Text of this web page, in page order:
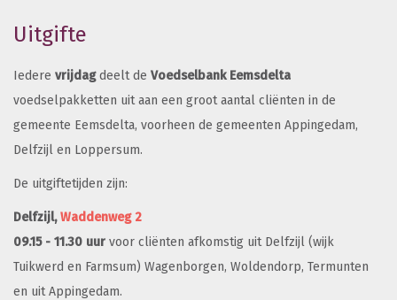
Uitgifte
Iedere vrijdagdeelt de Voedselbank Eemsdelta
voedselpakketten uit aan een groot aantal cliënten in de
gemeente Eemsdelta, voorheen de gemeenten Appingedam,
Delfzijl en Loppersum.
De uitgiftetijden zijn:
Delfzijl,Waddenweg 2
09.15 - 11.30 uur voor cliënten afkomstig uit Delfzijl (wijk
Tuikwerd en Farmsum) Wagenborgen, Woldendorp, Termunten
en uit Appingedam.